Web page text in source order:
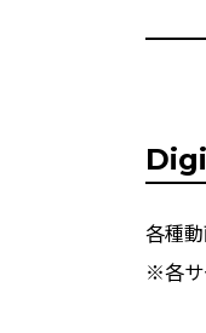
各種
※各サ